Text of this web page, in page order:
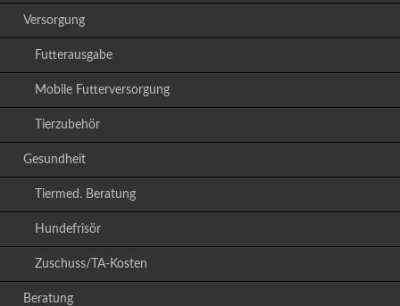
Versorgung
Futterausgabe
Mobile Futterversorgung
Tierzubehör
Gesundheit
Tiermed. Beratung
Hundefrisör
Zuschuss/TA-Kosten
Beratung